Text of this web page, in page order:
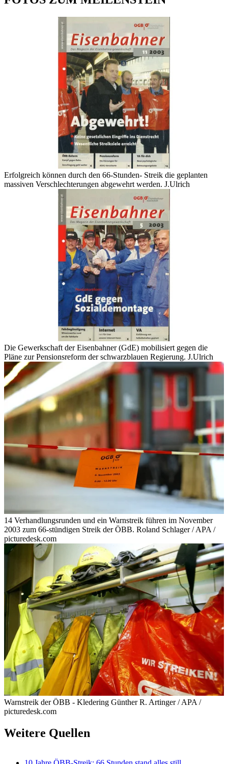
Erfolgreich können durch den 66-Stunden- Streik die geplanten
massiven Verschlechterungen abgewehrt werden. J.Ulrich
Die Gewerkschaft der Eisenbahner (GdE) mobilisiert gegen die
Pläne zur Pensionsreform der schwarzblauen Regierung. J.Ulrich
14 Verhandlungsrunden und ein Warnstreik führen im November
2003 zum 66-stündigen Streik der ÖBB. Roland Schlager / APA /
picturedesk.com
Warnstreik der ÖBB - Kledering Günther R. Artinger / APA /
picturedesk.com
Weitere Quellen